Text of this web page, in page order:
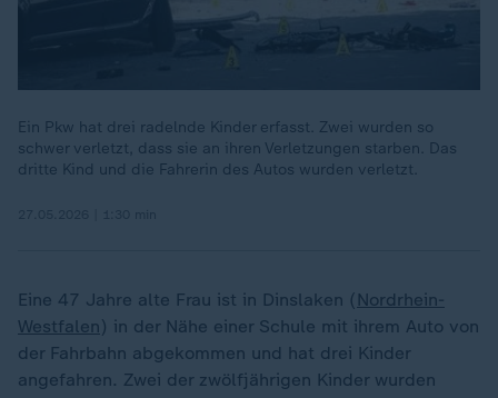
Ein Pkw hat drei radelnde Kinder erfasst. Zwei wurden so
schwer verletzt, dass sie an ihren Verletzungen starben. Das
dritte Kind und die Fahrerin des Autos wurden verletzt.
Eine 47 Jahre alte Frau ist in Dinslaken ( Nordrhein-
Westfalen) in der Nähe einer Schule mit ihrem Auto von
der Fahrbahn abgekommen und hat drei Kinder
angefahren. Zwei der zwölfjährigen Kinder wurden